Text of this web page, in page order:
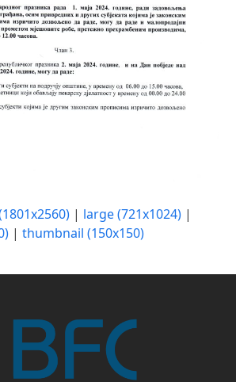
| large (721x1024) |
|thumbnail (150x150)